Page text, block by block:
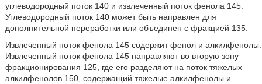
углеводородный поток 140 и извлеченный поток фенола 145.
Углеводородный поток 140 может быть направлен для
дополнительной переработки или объединен с фракцией 135.
Извлеченный поток фенола 145 содержит фенол и алкилфенолы.
Извлеченный поток фенола 145 направляют во вторую зону
фракционирования 125, где его разделяют на поток тяжелых
алкилфенолов 150, содержащий тяжелые алкилфенолы и